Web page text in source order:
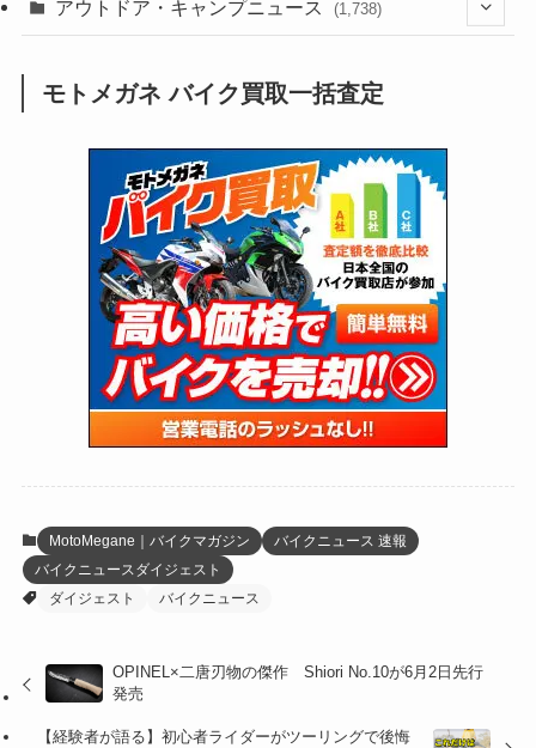
(60)
(31)
(51)
(34)
(5)
(12)
(63)
(109)
(38)
(24)
(16)
(25)
(24)
(47)
(15)
(5)
(249)
(64)
(16)
(62)
(4)
(6)
(17)
(5)
(27)
(2,473)
(249)
(1,226)
(12)
(131)
(38)
(131)
(167)
(85)
(21)
(61)
(171)
(98)
(13)
(60)
(274)
(171)
(38)
(47)
(59)
(47)
(66)
(16)
(141)
(255)
(204)
(1,141)
(166)
(23)
(33)
(34)
(35)
(41)
(415)
(16)
(137)
(73)
(2,743)
(126)
(170)
(132)
(171)
(118)
(27)
アウトドア・キャンプニュース (1,738)
(1,605)
(147)
(13)
(19)
(12)
(16)
(4)
(16)
(1)
モトメガネ バイク買取一括査定
MotoMegane｜バイクマガジン
バイクニュース 速報
バイクニュースダイジェスト
ダイジェスト
バイクニュース
OPINEL×二唐刃物の傑作 Shiori No.10が6月2日先行
発売
【経験者が語る】初心者ライダーがツーリングで後悔